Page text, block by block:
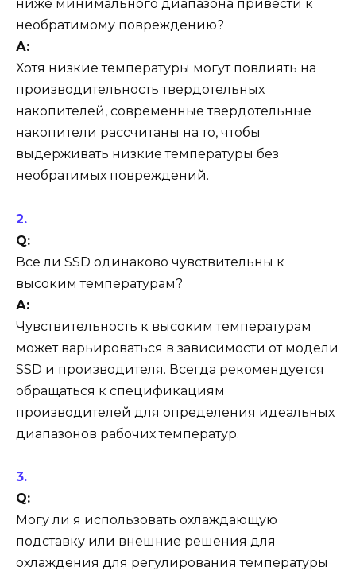
ниже минимального диапазона привести к
необратимому повреждению?
А:
Хотя низкие температуры могут повлиять на
производительность твердотельных
накопителей, современные твердотельные
накопители рассчитаны на то, чтобы
выдерживать низкие температуры без
необратимых повреждений.
Q:
Все ли SSD одинаково чувствительны к
высоким температурам?
А:
Чувствительность к высоким температурам
может варьироваться в зависимости от модели
SSD и производителя. Всегда рекомендуется
обращаться к спецификациям
производителей для определения идеальных
диапазонов рабочих температур.
Q:
Могу ли я использовать охлаждающую
подставку или внешние решения для
охлаждения для регулирования температуры